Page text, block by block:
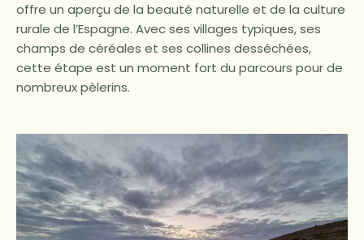
offre un aperçu de la beauté naturelle et de la culture
rurale de l’Espagne. Avec ses villages typiques, ses
champs de céréales et ses collines desséchées,
cette étape est un moment fort du parcours pour de
nombreux pèlerins.